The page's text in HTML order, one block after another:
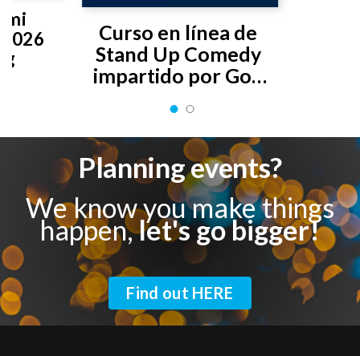
Curso en línea de
Stand Up Comedy
impartido por Gon
mi
Planning events?
We know you make things
happen,let's go bigger!
Find out HERE